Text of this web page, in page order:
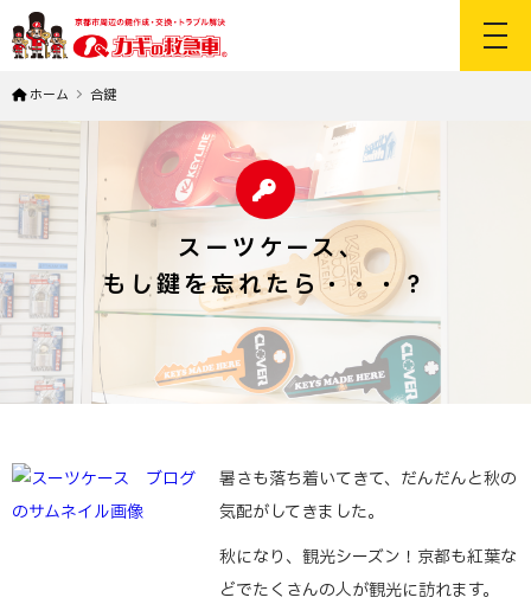
ホーム 合鍵
スーツケース､
もし鍵を忘れたら・・・？
暑さも落ち着いてきて、だんだんと秋の
気配がしてきました。
秋になり、観光シーズン！京都も紅葉な
どでたくさんの人が観光に訪れます。